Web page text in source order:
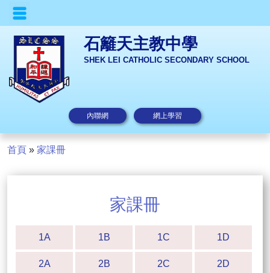
石籬天主教中學
SHEK LEI CATHOLIC SECONDARY SCHOOL
內聯網 網上學習
首頁 » 家課冊
家課冊
1A 1B 1C 1D
2A 2B 2C 2D